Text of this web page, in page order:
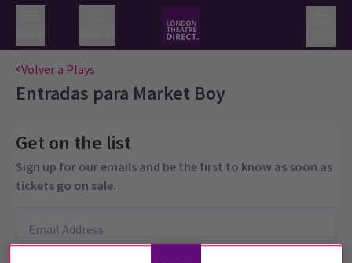
Volver a Plays
Entradas para Market Boy
Get on the list
Sign up for our emails and be the first to know as soon as
tickets go on sale.